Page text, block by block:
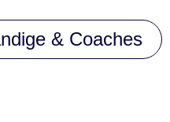
& Coaches